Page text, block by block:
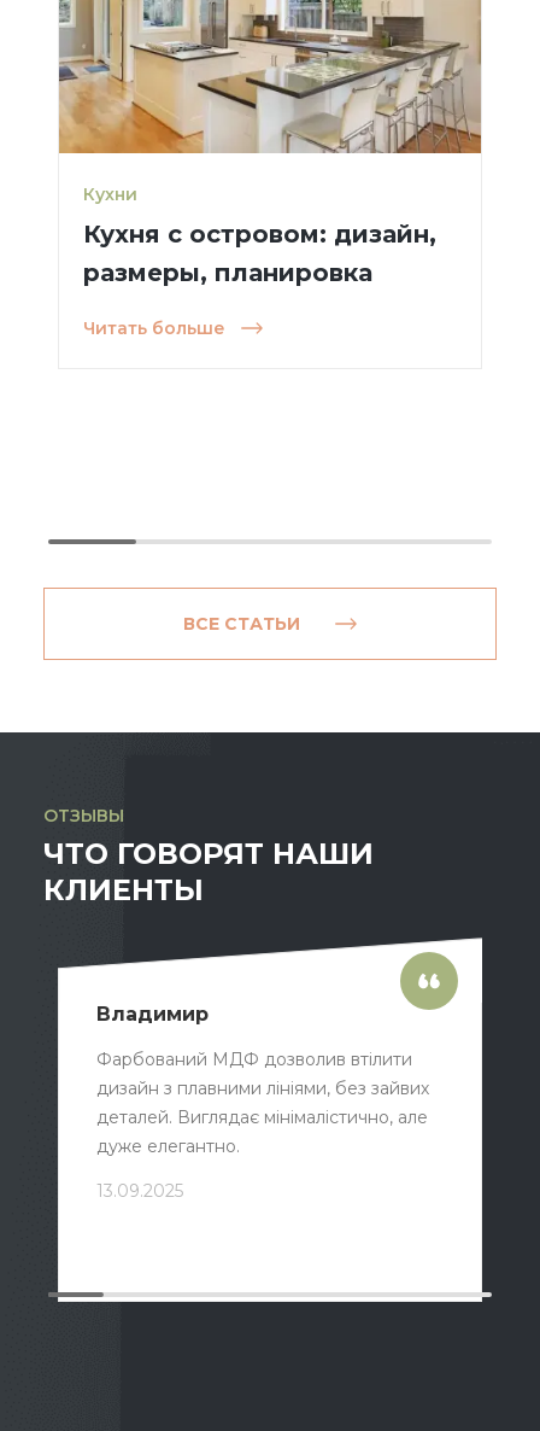
ВСЕ СТАТЬИ
Кухни
Кухня с островом: дизайн,
размеры, планировка
Читать больше
ОТЗЫВЫ
ЧТО ГОВОРЯТ НАШИ
КЛИЕНТЫ
Владимир
Фарбований МДФ дозволив втілити
дизайн з плавними лініями, без зайвих
деталей. Виглядає мінімалістично, але
дуже елегантно.
13.09.2025